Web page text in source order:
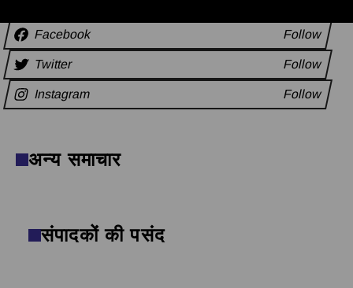
Facebook Follow
Twitter Follow
Instagram Follow
अन्य समाचार
संपादकों की पसंद